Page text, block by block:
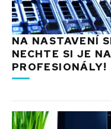
NA NASTAVENÍ
NECHTE SI JE
PROFESIONÁLY!